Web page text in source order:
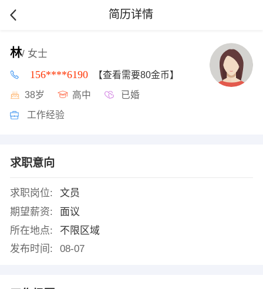
简历详情
林/ 女士
156****6190 【查看需要80金币】
38岁 高中 已婚
工作经验
求职意向
求职岗位:
文员
期望薪资:
面议
所在地点:
不限区域
发布时间:
08-07